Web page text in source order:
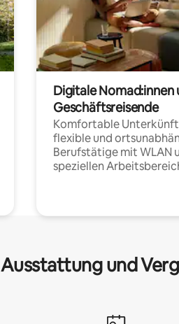
Digitale Nomad:innen
Geschäftsreisende
Komfortable
flexible und
Berufstätige mit WLAN
speziellen
Ausstattung und